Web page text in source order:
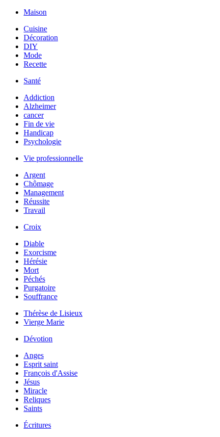
Maison
Cuisine
Décoration
DIY
Mode
Recette
Santé
Addiction
Alzheimer
cancer
Fin de vie
Handicap
Psychologie
Vie professionnelle
Argent
Chômage
Management
Réussite
Travail
Croix
Diable
Exorcisme
Hérésie
Mort
Péchés
Purgatoire
Souffrance
Thérèse de Lisieux
Vierge Marie
Dévotion
Anges
Esprit saint
François d'Assise
Jésus
Miracle
Reliques
Saints
Écritures